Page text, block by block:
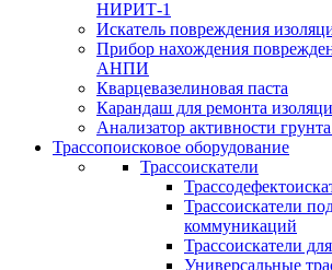
НИРИТ-1
Искатель повреждения
Прибор нахождения
АНПИ
Кварцевазелиновая паста
Карандаш для ремонта
Анализатор активности
Трассопоисковое оборудование
Трассоискатели
Трассоискатели
коммуникаций
Трассоискатели
Универсальные